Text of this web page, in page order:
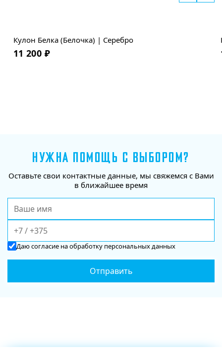
Кулон Белка (Белочка) | Серебро
11 200 ₽
НУЖНА ПОМОЩЬ С ВЫБОРОМ?
Оставьте свои контактные данные, мы свяжемся с Вами
в ближайшее время
Даюсогласие на обработку персональных данных